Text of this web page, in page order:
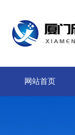
网站首页